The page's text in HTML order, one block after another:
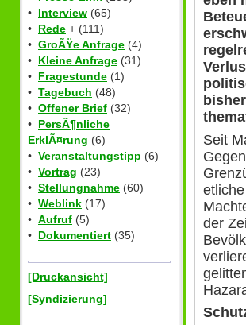
• Interview (65)
• Rede + (111)
• GroÃŸe Anfrage (4)
• Kleine Anfrage (31)
• Fragestunde (1)
• Tagebuch (48)
• Offener Brief (32)
• PersÃ¶nliche
ErklÃ¤rung (6)
• Veranstaltungstipp (6)
• Vortrag (23)
• Stellungnahme (60)
• Weblink (17)
• Aufruf (5)
• Dokumentiert (35)
[Druckansicht]
[Syndizierung]
Seit
der